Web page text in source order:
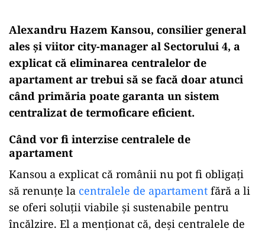
Alexandru Hazem Kansou, consilier general
ales și viitor city-manager al Sectorului 4, a
explicat că eliminarea centralelor de
apartament ar trebui să se facă doar atunci
când primăria poate garanta un sistem
centralizat de termoficare eficient.
Când vor fi interzise centralele de
apartament
Kansou a explicat că românii nu pot fi obligați
să renunțe la centralele de apartament fără a li
se oferi soluții viabile și sustenabile pentru
încălzire. El a menționat că, deși centralele de